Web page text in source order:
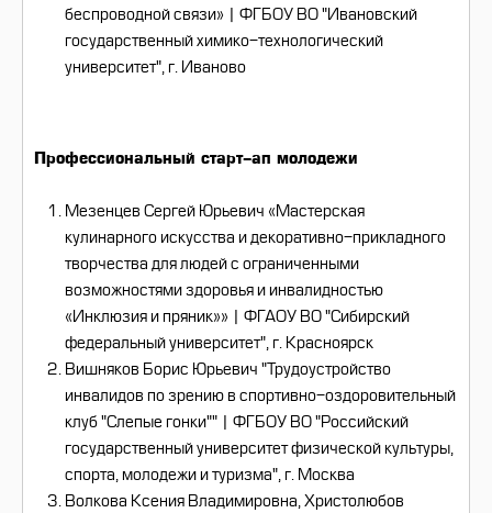
беспроводной связи» | ФГБОУ ВО "Ивановский
государственный химико-технологический
университет", г. Иваново
Профессиональный старт-ап молодежи
Мезенцев Сергей Юрьевич «Мастерская
кулинарного искусства и декоративно-прикладного
творчества для людей с ограниченными
возможностями здоровья и инвалидностью
«Инклюзия и пряник»» | ФГАОУ ВО "Сибирский
федеральный университет", г. Красноярск
Вишняков Борис Юрьевич "Трудоустройство
инвалидов по зрению в спортивно-оздоровительный
клуб "Слепые гонки"" | ФГБОУ ВО "Российский
государственный университет физической культуры,
спорта, молодежи и туризма", г. Москва
Волкова Ксения Владимировна, Христолюбов